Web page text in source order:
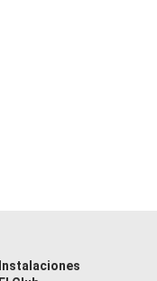
Instalaciones